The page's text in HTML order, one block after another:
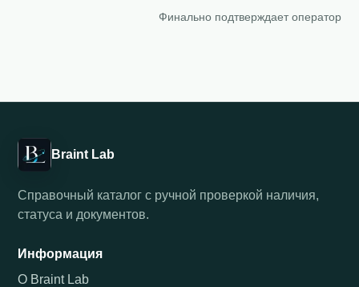
Финально подтверждает оператор
Braint Lab
Справочный каталог с ручной проверкой наличия,
статуса и документов.
Информация
О Braint Lab